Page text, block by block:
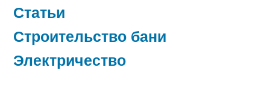
Статьи
Строительство бани
Электричество